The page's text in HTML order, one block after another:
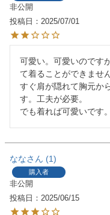
非公開
投稿日
2025/07/01
可愛い。可愛いのです
て着ることができません
すぐ肩が隠れて胸元か
す。工夫が必要。
なな 1
購入者
非公開
投稿日
2025/06/15